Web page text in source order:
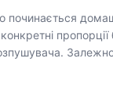
починається